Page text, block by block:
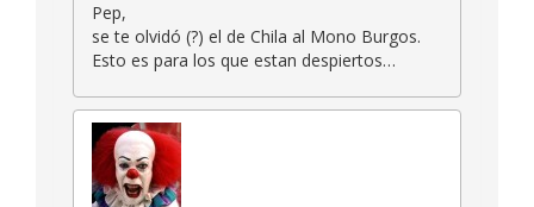
Pep,
se te olvidó (?) el de Chila al Mono Burgos.
Esto es para los que estan despiertos…